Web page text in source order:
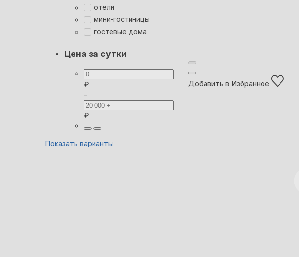
отели
мини-гостиницы
гостевые дома
Цена за сутки
₽
-
₽
Показать варианты
Добавить в Избранное